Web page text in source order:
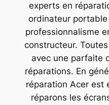
experts en
ordinateur
professionnalisme
constructeur.
avec une parfaite
réparations. En
réparation Acer est
réparons les